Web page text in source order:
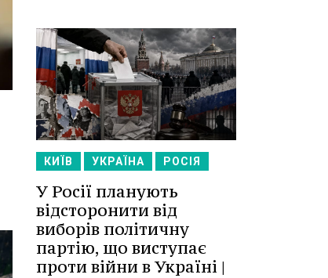
КИЇВ УКРАЇНА РОСІЯ
У Росії планують
відсторонити від
виборів політичну
партію, що виступає
проти війни в Україні |